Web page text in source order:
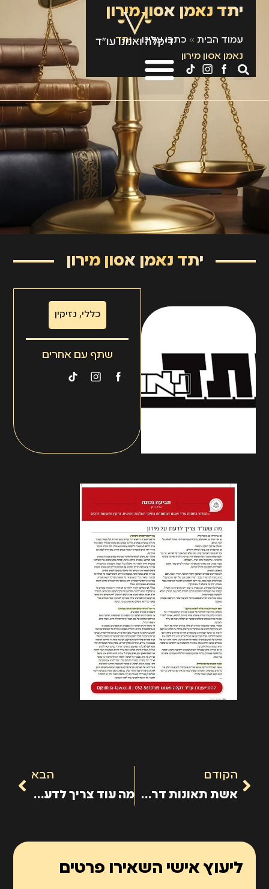
יתד נאמן אסון מירון
עמוד הבית» כתבו עלינו»יתד
נאמן אסון מירון
יתד נאמן אסון מירון
כללי, נזיקין
שתף עם אחרים
הקודם
אשת תאונות דרכים
הבא
מה עוד צריך לדעת על אסון מירון?
ליעוץ אישי השאירו פרטים